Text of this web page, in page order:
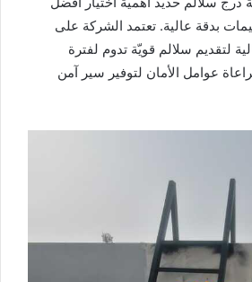
بدقة عالية. تعتمد الشركة على
لتقديم سلالم قويّة تدوم لفترة
عوامل الأمان لتوفير سير آمن